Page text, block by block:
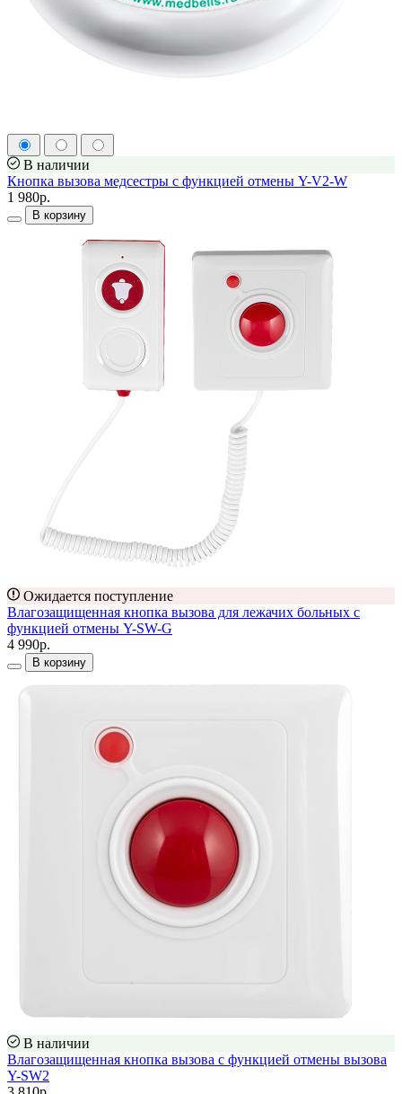
В наличии
Кнопка вызова медсестры с функцией отмены Y-V2-W
1 980р.
В корзину
Ожидается поступление
Влагозащищенная кнопка вызова для лежачих больных с
функцией отмены Y-SW-G
4 990р.
В корзину
В наличии
Влагозащищенная кнопка вызова с функцией отмены вызова
Y-SW2